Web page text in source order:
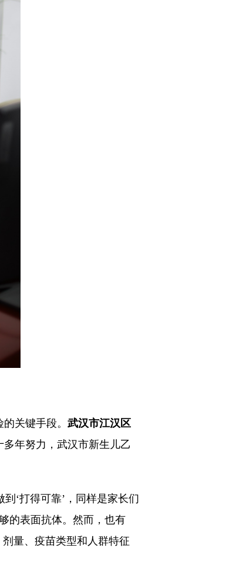
关键手段。 武汉市江汉区
年努力，武汉市新生儿乙
‘打得可靠’，同样是家长们
的表面抗体。然而，也有
量、疫苗类型和人群特征